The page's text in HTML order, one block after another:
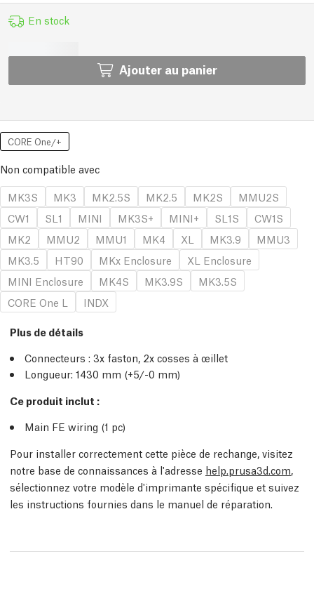
En stock
Ajouter au panier
CORE One/+
Non compatible avec
MK3S
MK3 MK2.5S MK2.5 MK2S
MMU2S
CW1
SL1 MINI MK3S+ MINI+ SL1S
CW1S
MK2
MMU2 MMU1 MK4 XL MK3.9
MMU3
MK3.5
HT90 MKx Enclosure
XL Enclosure
MINI Enclosure
MK4S MK3.9S
MK3.5S
CORE One L
INDX
Plus de détails
Connecteurs : 3x faston, 2x cosses à œillet
Longueur: 1430 mm (+5/-0 mm)
Ce produit inclut :
Main FE wiring (1 pc)
Pour installer correctement cette pièce de rechange, visitez
notre base de connaissances à l'adresse help.prusa3d.com,
sélectionnez votre modèle d'imprimante spécifique et suivez
les instructions fournies dans le manuel de réparation.